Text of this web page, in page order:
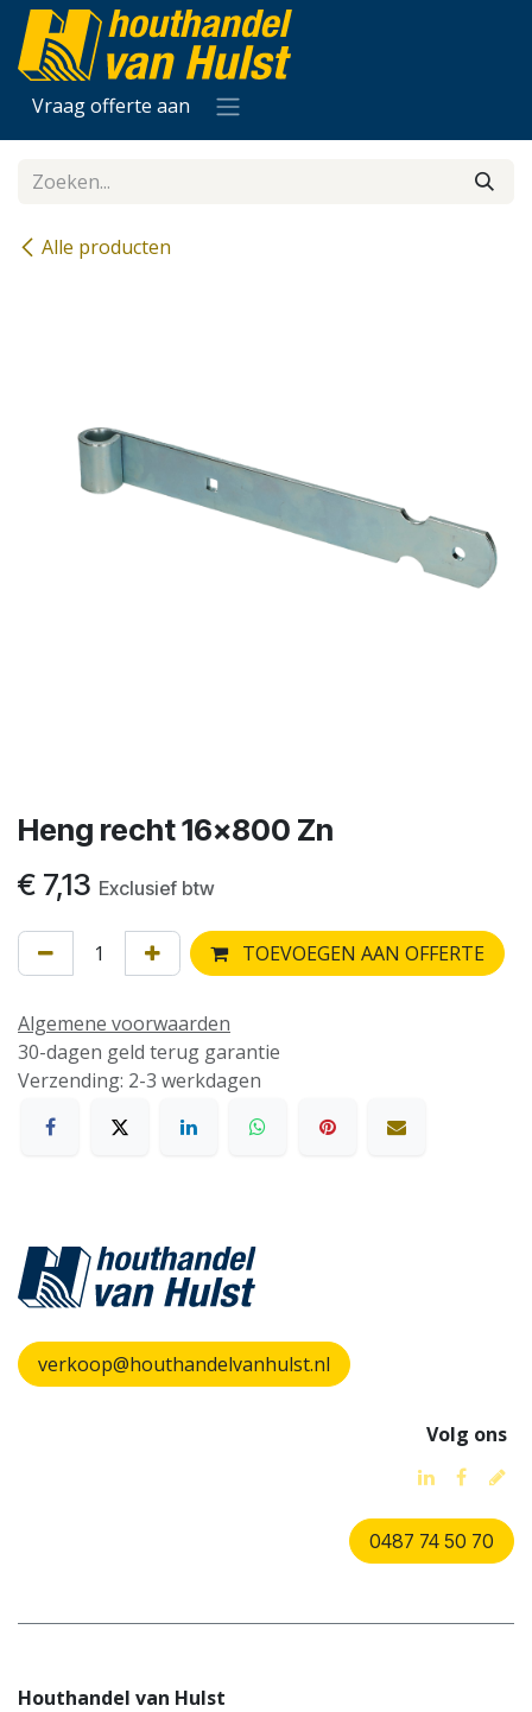
Overslaan naar inhoud
Vraag offerte aan
Alle producten
Heng recht 16x800 Zn
€ 7,13 Exclusief btw
TOEVOEGEN AAN OFFERTE
Algemene voorwaarden
30-dagen geld terug garantie
Verzending: 2-3 werkdagen
verkoop@houthandelvanhulst.nl
Volg ons
0487 74 50 70
Houthandel van Hulst